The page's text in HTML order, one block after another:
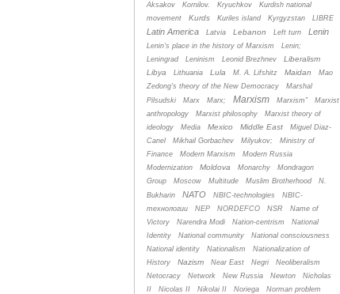
Aksakov
Kornilov. Kryuchkov
Kurdish national
movement
Kurds Kuriles island Kyrgyzstan LIBRE
Latin America Latvia Lebanon Left turn Lenin
Lenin's place in the history of Marxism
Lenin;
Leningrad
Leninism Leonid Brezhnev
Liberalism
Libya
Lithuania Lula M. A. Lifshitz Maidan
Mao
Zedong's theory of the New Democracy
Marshal
Pilsudski
Marx Marx; Marxism Marxism”
Marxist
anthropology
Marxist philosophy
Marxist theory of
ideology
Media Mexico Middle East
Miguel Diaz-
Canel
Mikhail Gorbachev Milyukov;
Ministry of
Finance
Modern Marxism
Modern Russia
Modernization
Moldova Monarchy
Mondragon
Group
Moscow Multitude Muslim Brotherhood
N.
Bukharin
NATO NBIC-technologies
NBIC-
технологии
NEP NORDEFCO NSR
Name of
Victory
Narendra Modi Nation-centrism
National
Identity
National community
National consciousness
National identity
Nationalism
Nationalization of
History
Nazism Near East Negri
Neoliberalism
Netocracy
Network New Russia Newton
Nicholas
II
Nicolas II Nikolai II Noriega
Norman problem